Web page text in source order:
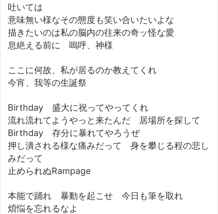
吐いては
意味無い様なその態度も笑い合いたいよな
描きたいのは私の脳内の往来の奇ッ怪な愛
息絶える前に 嗚呼、神様
ここに何故、私が居るのか教えてくれ
今宵、我等の生誕祭
Birthday 盛大に祝ってやってくれ
流れ流れてようやっと来たんだ 居場所を探して
Birthday 存分に暴れてやろうぜ
押し潰される様な痛みだって 身を攀じる程の悲し
みだって
止められぬRampage
本能で踊れ 暴動を起こせ 今日も筆を取れ
煩悩を忘れるなよ